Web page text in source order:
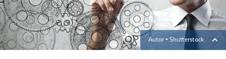
Autor ▪ Shutterstock